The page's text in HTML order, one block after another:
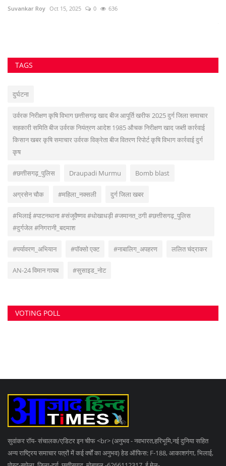
Suvankar Roy Oct 15, 2025 0 636
TAGS
दुर्घटना
उर्वरक निरीक्षण कृषि विभाग छत्तीसगढ़ खाद बीज आपूर्ति खरीफ 2025 दुर्ग जिला समाचार
सहकारी समिति बीज उर्वरक नियंत्रण आदेश 1985 औचक निरीक्षण खाद जब्ती कार्रवाई
किसान खबर कृषि समाचार उर्वरक विक्रेता बीज वितरण रिपोर्ट कृषि विभाग कार्रवाई दुर्ग
कृष
#छत्तीसगढ़_पुलिस Draupadi Murmu Bomb blast
अग्रसेन चौक #महिला_नक्सली दुर्ग जिला खबर
#भिलाई #पाटनथाना #संजूवैष्णव #धोखाधड़ी #जमानत_ठगी #छत्तीसगढ़_पुलिस
#दुर्गजेल #निगरानी_बदमाश
#पर्यावरण_अभियान #पॉक्सो एक्ट #नाबालिग_अपहरण ललित चंद्राकर
AN-24 विमान गायब #सुसाइड_नोट
VOTING POLL
सुवांकर रॉय- संचालक/एडिटर इन चीफ <br> (अनुभव - नवभारत,हरिभूमि,नई दुनिया सहित
अन्य राष्ट्रिय समाचार पत्रों में कई वर्षों का अनुभव) हेड ऑफिस: F-188, आकाशगंगा, भिलाई,